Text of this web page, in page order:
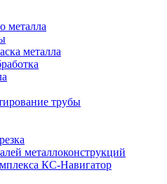
металла
металла
трубы
металлоконструкций
КС-Навигатор